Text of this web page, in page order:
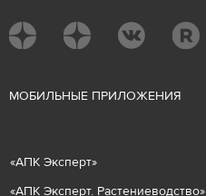
МОБИЛЬНЫЕ ПРИЛОЖЕНИЯ
«АПК Эксперт»
«АПК Эксперт. Растениеводство»